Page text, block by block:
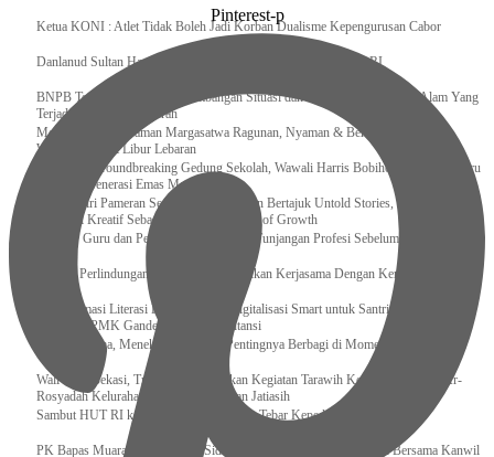
Ketua KONI : Atlet Tidak Boleh Jadi Korban Dualisme Kepengurusan Cabor
Danlanud Sultan Hasanuddin Ikuti Exit Meeting Bersama BPK RI
BNPB Terus Memantau Perkembangan Situasi dan Penanganan Bencana Alam Yang
Terjadi di Beberapa Daerah
Menpar Pastikan Taman Margasatwa Ragunan, Nyaman & Bersih di Kunjungi
Wisatawan Saat Libur Lebaran
Resmikan Groundbreaking Gedung Sekolah, Wawali Harris Bobihoe : Tonggak Baru
Ciptakan Generasi Emas Masa Depan
Menghadiri Pameran Seni Meiro Collection Bertajuk Untold Stories, Irene Umar :
Ekonomi Kreatif Sebagai The New Engine of Growth
120.067 Guru dan Pengawas PAI Terima Tunjangan Profesi Sebelum Lebaran
Perkuat Perlindungan KI Kemenkum Sahkan Kerjasama Dengan Kemenbud
Transformasi Literasi Keuangan dan Digitalisasi Smart untuk Santri Produktif
Kemenko PMK Gandeng Beberapa Intansi
Peduli Sesama, Menekraf Tekankan Pentingnya Berbagi di Momen Ramadan
Wali Kota Bekasi, Tri Adhianto Lakukan Kegiatan Tarawih Keliling di Masjid Ar-
Rosyadah Kelurahan Jatirasa Kecamatan Jatiasih
Sambut HUT RI ke-81, Lapas Gunungtua Tebar Kepedulian Lewat Bansos
‎PK Bapas Muara Teweh Hadiri Sidang TPP di Lapas Muara Teweh Bersama Kanwil
Pinterest-p